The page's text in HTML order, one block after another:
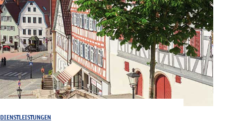
DIENSTLEISTUNGEN